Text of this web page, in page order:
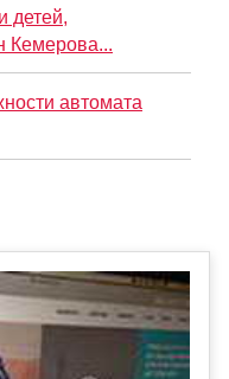
детей,
Кемерова...
автомата